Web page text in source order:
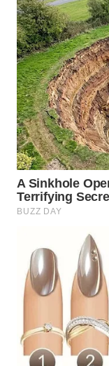
SUKABUMI
WN
PURWAKARTA
WN
PRIANGAN
TIMUR
WN
SEMARANG
WN
BOROBUDUR
WN
MADURA